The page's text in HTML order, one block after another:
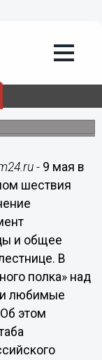
у
песен
- 9 мая в
шествия
и общее
В
полка» над
и любимые
этом